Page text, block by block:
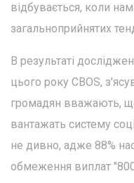
відбувається, коли
загальноприйнятих
В результаті
цього року CBOS,
громадян вважають,
вантажать систему
не дивно, адже 88%
обмеження виплат